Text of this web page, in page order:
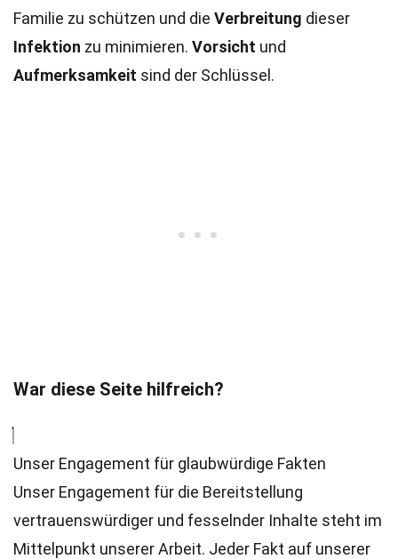
Familie zu schützen und die Verbreitung dieser
Infektion zu minimieren. Vorsicht und
Aufmerksamkeit sind der Schlüssel.
War diese Seite hilfreich?
Unser Engagement für glaubwürdige Fakten
Unser Engagement für die Bereitstellung
vertrauenswürdiger und fesselnder Inhalte steht im
Mittelpunkt unserer Arbeit. Jeder Fakt auf unserer